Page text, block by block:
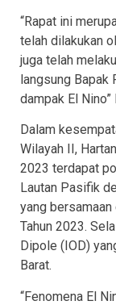
“Rapat ini
telah dilakukan
juga telah
langsung Bapak
dampak El Nino”
Dalam
Wilayah II,
2023 terdapat
Lautan Pasifik
yang
Tahun 2023.
Dipole (IOD)
Barat.
“Fenomena El